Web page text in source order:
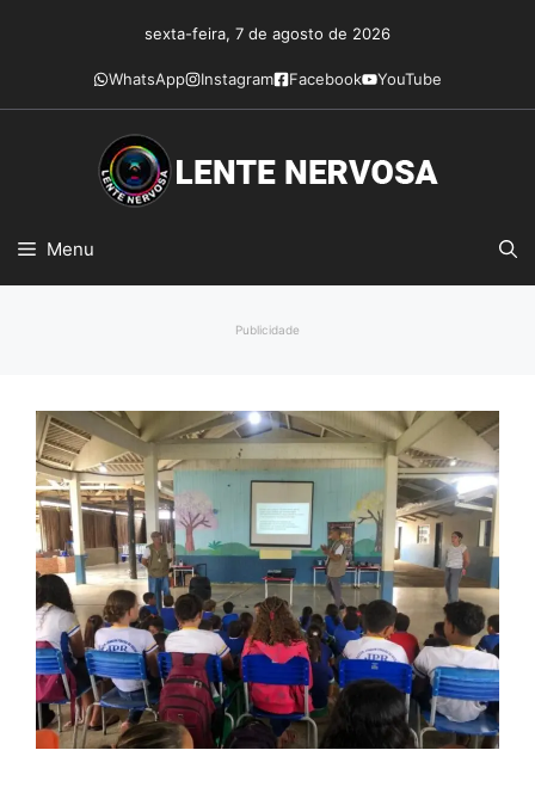
conteúdo
sexta-feira, 7 de agosto de 2026
WhatsApp Instagram Facebook YouTube
Menu
Publicidade